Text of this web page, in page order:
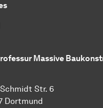
Massive
Str. 6
Dortmund